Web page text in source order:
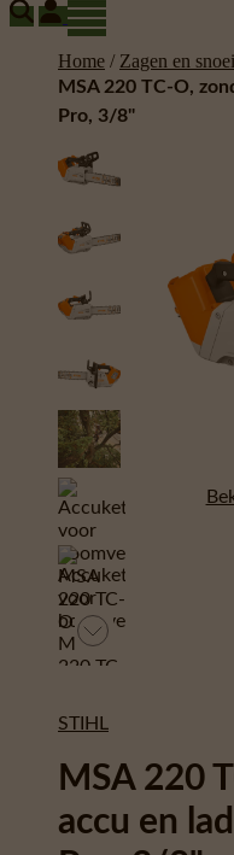
Home / Zagen en
MSA 220 TC-O,
Pro, 3/8"
STIHL
MSA 220
accu en